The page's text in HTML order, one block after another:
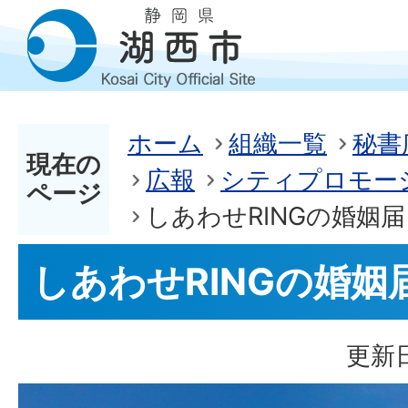
現在の
ページ
ホーム 組織一覧
秘書
広報
シティプロモー
しあわせRINGの婚姻届
しあわせRINGの婚姻
更新